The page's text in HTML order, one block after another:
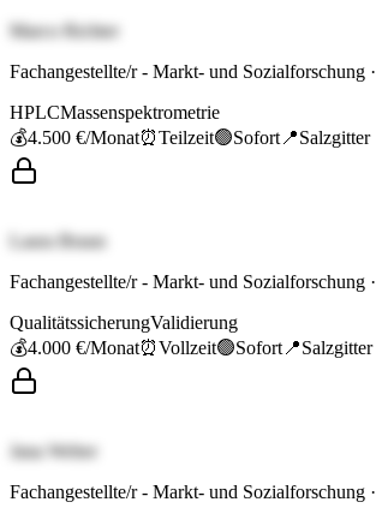
Marco Richter
Fachangestellte/r - Markt- und Sozialforschung ·
HPLCMassenspektrometrie
💰4.500 €/Monat⏰Teilzeit🟢Sofort 📍Salzgitter
Laura Braun
Fachangestellte/r - Markt- und Sozialforschung ·
QualitätssicherungValidierung
💰4.000 €/Monat⏰Vollzeit🟢Sofort 📍Salzgitter
Jana Weber
Fachangestellte/r - Markt- und Sozialforschung ·